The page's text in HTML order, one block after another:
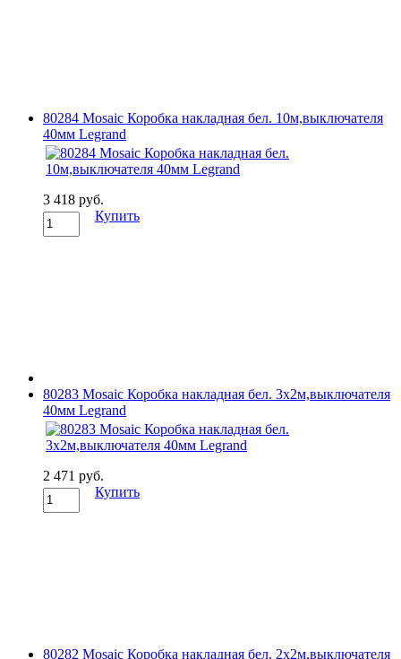
80284 Mosaic Коробка накладная бел. 10м,выключателя
40мм Legrand
3 418 руб.
Купить
80283 Mosaic Коробка накладная бел. 3х2м,выключателя
40мм Legrand
2 471 руб.
Купить
80282 Mosaic Коробка накладная бел. 2х2м,выключателя